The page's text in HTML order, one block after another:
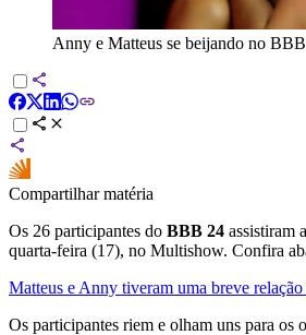
Anny e Matteus se beijando no
Compartilhar matéria
Os 26 participantes do BBB 24 assistiram
quarta-feira (17), no Multishow. Confira
Matteus e Anny tiveram uma breve
Os participantes riem e olham uns para os